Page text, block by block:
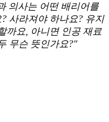
의사는 어떤 배리어를
사라져야 하나요? 유지
까요, 아니면 인공 재료
무슨 뜻인가요?"